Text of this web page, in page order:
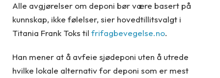
Alle avgjørelser om deponi bør være basert på
kunnskap, ikke følelser, sier hovedtillitsvalgt i
Titania Frank Toks til frifagbevegelse.no.
Han mener at å avfeie sjødeponi uten å utrede
hvilke lokale alternativ for deponi som er mest